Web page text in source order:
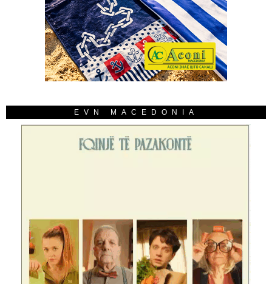
EVN MACEDONIA